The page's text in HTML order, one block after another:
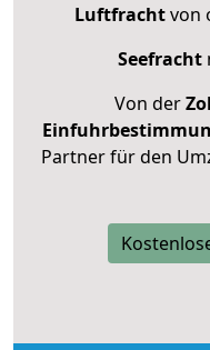
Luftfrachtvon
Seefracht
Von der
Partner für den